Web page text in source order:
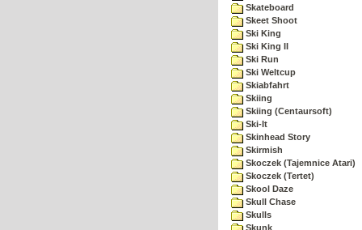
Skateboard
Skeet Shoot
Ski King
Ski King II
Ski Run
Ski Weltcup
Skiabfahrt
Skiing
Skiing (Centaursoft)
Ski-It
Skinhead Story
Skirmish
Skoczek (Tajemnice Atari)
Skoczek (Tertet)
Skool Daze
Skull Chase
Skulls
Skunk